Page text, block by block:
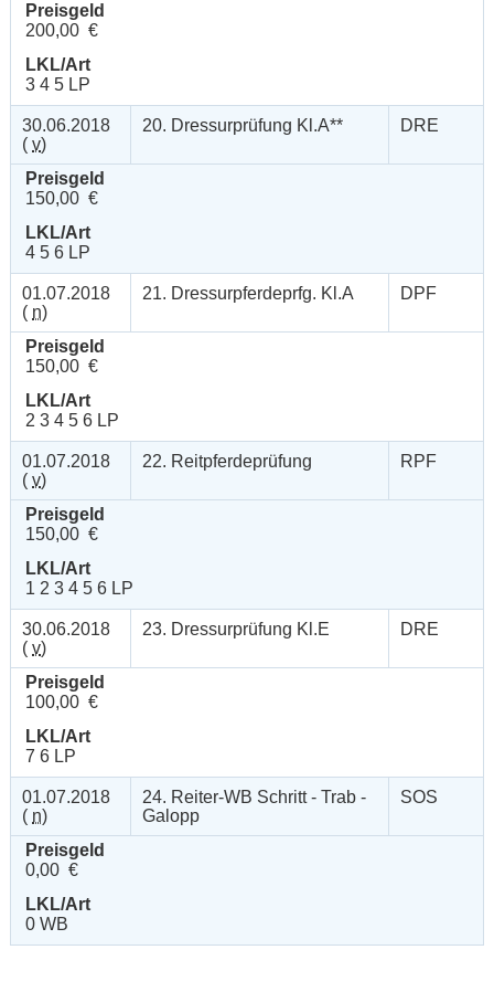
Preisgeld
200,00 €
LKL/Art
3 4 5 LP
30.06.2018
( v)
20. Dressurprüfung Kl.A** DRE
Preisgeld
150,00 €
LKL/Art
4 5 6 LP
01.07.2018
( n)
21. Dressurpferdeprfg. Kl.A DPF
Preisgeld
150,00 €
LKL/Art
2 3 4 5 6 LP
01.07.2018
( v)
22. Reitpferdeprüfung RPF
Preisgeld
150,00 €
LKL/Art
1 2 3 4 5 6 LP
30.06.2018
( v)
23. Dressurprüfung Kl.E DRE
Preisgeld
100,00 €
LKL/Art
7 6 LP
01.07.2018
( n)
24. Reiter-WB Schritt - Trab -
Galopp
SOS
Preisgeld
0,00 €
LKL/Art
0 WB